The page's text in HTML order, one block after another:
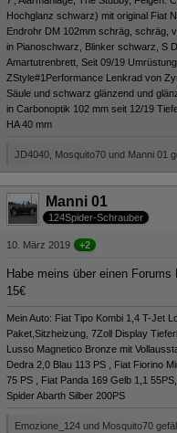
Hochglanz schwarz) mit original Fiat
Endrohr DM 102mm schräg, schräg,
in Pianoschwarz, Blinker schwarz, S
Amartutrenbrett, Seit 09/19
ZStyle#1Performance Lenkrad von
Säule und schwarz glänzend und
in Carbonoptik 102 mm seit 12/19
HA 40 mm
JD4040, Mosquito70 und Manni 01
Manni 01
124Spider-Schrauber
10. März 2019 +2
Habe meins über einen Forums
15€
Mein Auto: Fiat Tipo Kombi 1,4 T-Jet
Paket,Sitzheizung, 7Zoll Display
Lusso Magnetico Bronze mit
Dedra 2,0 Blau 113 PS , Fiat Fiorino
75 PS , Fiat Panda 169 Gelb 1,1
Spider Abarth Silber 200PS
Emozione_124 und Mosquito70